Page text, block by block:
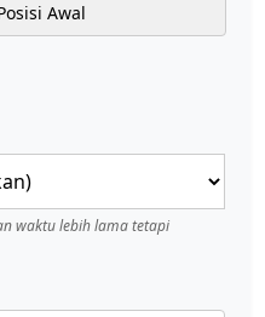
Awal
waktu lebih lama tetapi